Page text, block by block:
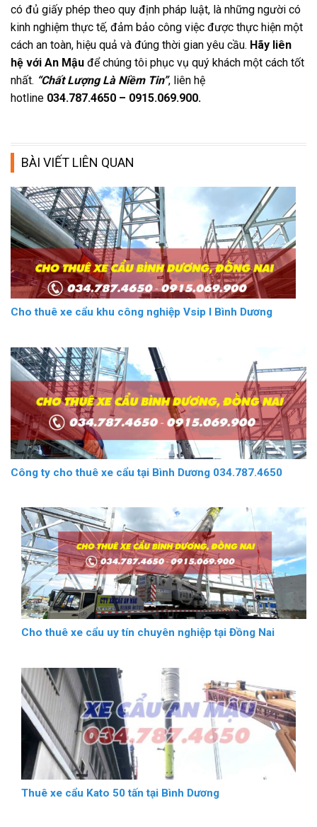
có đủ giấy phép theo quy định pháp luật, là những người có
kinh nghiệm thực tế, đảm bảo công việc được thực hiện một
cách an toàn, hiệu quả và đúng thời gian yêu cầu. Hãy liên
hệ với An Mậu để chúng tôi phục vụ quý khách một cách tốt
nhất. “Chất Lượng Là Niềm Tin”, liên hệ
hotline 034.787.4650 – 0915.069.900.
BÀI VIẾT LIÊN QUAN
Cho thuê xe cẩu khu công nghiệp Vsip I Bình Dương
Công ty cho thuê xe cẩu tại Bình Dương 034.787.4650
Cho thuê xe cẩu uy tín chuyên nghiệp tại Đồng Nai
Thuê xe cẩu Kato 50 tấn tại Bình Dương